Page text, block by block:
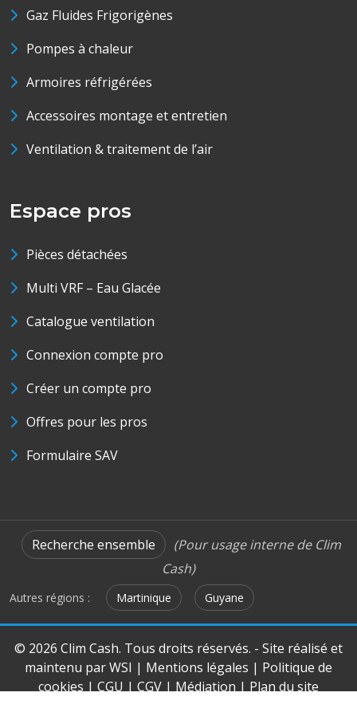
Gaz Fluides Frigorigènes
Pompes à chaleur
Armoires réfrigérées
Accessoires montage et entretien
Ventilation & traitement de l’air
Espace pros
Pièces détachées
Multi VRF – Eau Glacée
Catalogue ventilation
Connexion compte pro
Créer un compte pro
Offres pour les pros
Formulaire SAV
Recherche ensemble
(Pour usage interne de Clim
Cash)
Autres régions : Martinique Guyane
© 2026 Clim Cash. Tous droits réservés. - Site réalisé et
maintenu parWSI | Mentions légales | Politique de
cookies | CGU | CGV | Médiation | Plan du site